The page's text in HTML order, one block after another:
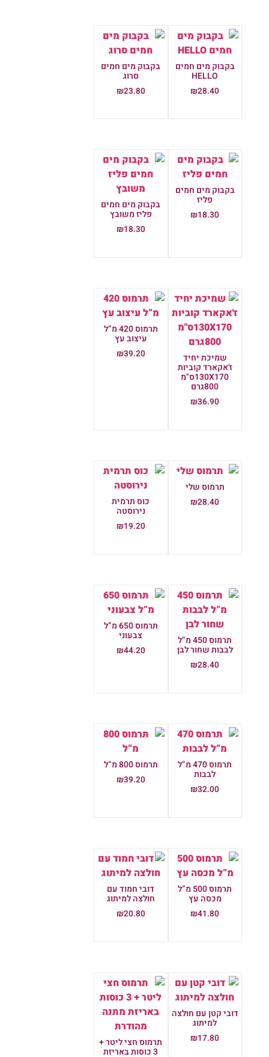
בקבוק מים חמים
HELLO
₪28.40
בקבוק מים חמים
סרוג
₪23.80
בקבוק מים חמים
פליז
₪18.30
בקבוק מים חמים
פליז משובץ
₪18.30
שמיכת יחיד
ז'אקארד קוביות
130X170ס"מ
800גרם
₪36.90
תרמוס 420 מ”ל
עיצוב עץ
₪39.20
תרמוס שלי
₪28.40 כוס תרמית
נירוסטה
₪19.20
תרמוס 450 מ”ל
לבבות שחור לבן
₪28.40
תרמוס 650 מ”ל
צבעוני
₪44.20
תרמוס 470 מ”ל
לבבות
₪32.00
תרמוס 800 מ”ל
₪39.20
תרמוס 500 מ”ל
מכסה עץ
₪41.80
דובי חמוד עם
חולצה למיתוג
₪20.80
דובי קטן עם חולצה
למיתוג
₪17.80 תרמוס חצי ליטר +
3 כוסות באריזת